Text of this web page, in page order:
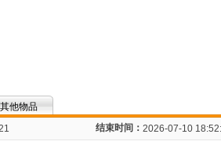
其他物品
结束时间： 2026-07-10